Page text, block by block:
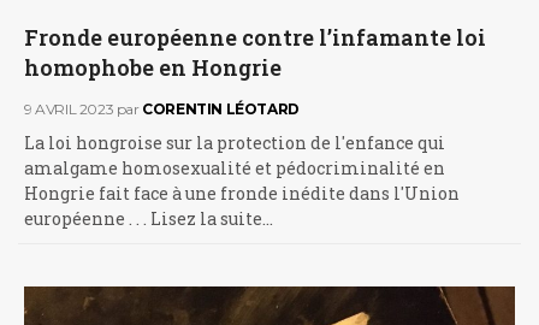
Fronde européenne contre l’infamante loi
homophobe en Hongrie
9 AVRIL 2023 par CORENTIN LÉOTARD
La loi hongroise sur la protection de l'enfance qui
amalgame homosexualité et pédocriminalité en
Hongrie fait face à une fronde inédite dans l'Union
européenne . . . Lisez la suite…